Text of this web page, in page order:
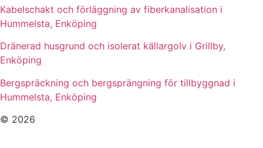
Kabelschakt och förläggning av fiberkanalisation i
Hummelsta, Enköping
Dränerad husgrund och isolerat källargolv i Grillby,
Enköping
Bergspräckning och bergsprängning för tillbyggnad i
Hummelsta, Enköping
© 2026